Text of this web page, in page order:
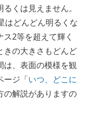
くは見えません。
はどんどん明るくな
2等を超えて輝く
きの大きさもどんど
は、表面の模様を観
ージ「いつ、どこに
の解説がありますの